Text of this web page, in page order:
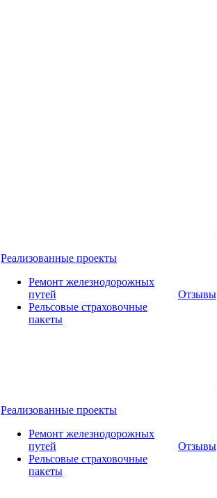
Реализованные проекты
Ремонт железнодорожных
путей
Рельсовые страховочные
пакеты
Отзывы
Реализованные проекты
Ремонт железнодорожных
путей
Рельсовые страховочные
пакеты
Отзывы